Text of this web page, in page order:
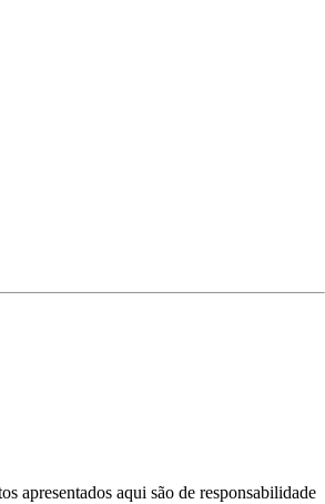
apresentados aqui são de responsabilidade